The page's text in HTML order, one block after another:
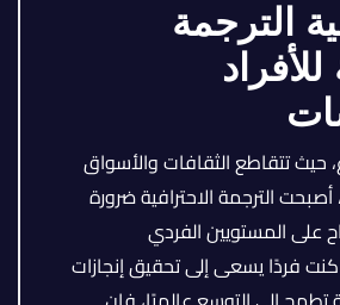
الترجمة
للأفراد
حيث تتقاطع الثقافات والأسواق
الترجمة الاحترافية ضرورة
على المستويين الفردي
فردًا يسعى إلى تحقيق إنجازات